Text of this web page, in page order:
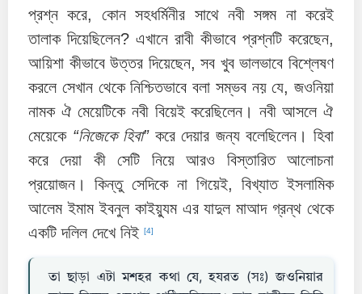
প্রশ্ন করে, কোন সহধর্মিনীর সাথে নবী সঙ্গম না করেই
তালাক দিয়েছিলেন? এখানে রাবী কীভাবে প্রশ্নটি করেছেন,
আয়িশা কীভাবে উত্তর দিয়েছেন, সব খুব ভালভাবে বিশ্লেষণ
করলে সেখান থেকে নিশ্চিতভাবে বলা সম্ভব নয় যে, জওনিয়া
নামক ঐ মেয়েটিকে নবী বিয়েই করেছিলেন। নবী আসলে ঐ
মেয়েকে “নিজেকে হিবা”করে দেয়ার জন্য বলেছিলেন। হিবা
করে দেয়া কী সেটি নিয়ে আরও বিস্তারিত আলোচনা
প্রয়োজন। কিন্তু সেদিকে না গিয়েই, বিখ্যাত ইসলামিক
আলেম ইমাম ইবনুল কাইয়্যুম এর যাদুল মাআদ গ্রন্থ থেকে
একটি দলিল দেখে নিই [4]
তা ছাড়া এটা মশহর কথা যে, হযরত (সঃ) জওনিয়ার